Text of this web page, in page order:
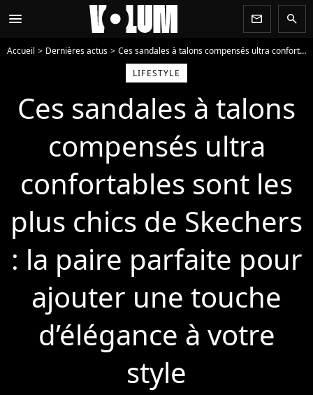
menu newsletter search
Accueil Dernières actus
Ces sandales à talons compensés ultra confortables sont les plus chics de Skechers : la paire parfaite pour ajouter une touche d’élégance à votre style
LIFESTYLE
Ces sandales à talons
compensés ultra
confortables sont les
plus chics de Skechers
: la paire parfaite pour
ajouter une touche
d’élégance à votre
style